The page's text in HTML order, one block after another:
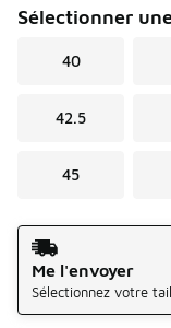
Sélectionner
40
42.5
45
Mode d'expédition
Me l'envoyer
Sélectionnez votre